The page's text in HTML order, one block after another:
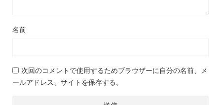
名前
次回のコメントで使用するためブラウザーに自分の名前、メ
ールアドレス、サイトを保存する。